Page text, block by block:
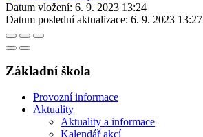
Datum vložení: 6. 9. 2023 13:24
Datum poslední aktualizace: 6. 9. 2023 13:27
Základní škola
Provozní informace
Aktuality
Aktuality a informace
Kalendář akcí